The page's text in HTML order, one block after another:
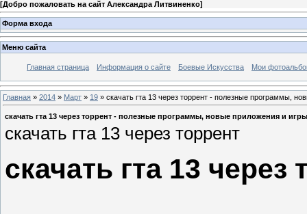
[Добро пожаловать на сайт Александра Литвиненко]
Форма входа
Меню сайта
Главная страница Информация о сайте Боевые Искусства Мои
Главная » 2014 » Март » 19 » скачать гта 13 через торрент - полезные программы,
скачать гта 13 через торрент - полезные программы, новые приложения и игры
скачать гта 13 через торрент
скачать гта 13 через